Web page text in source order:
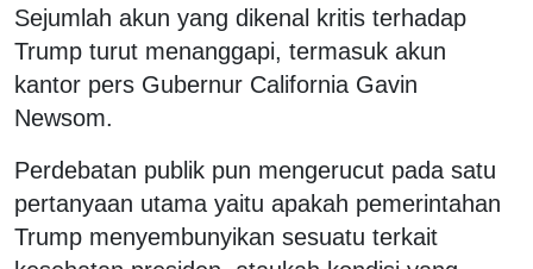
Sejumlah akun yang dikenal kritis terhadap
Trump turut menanggapi, termasuk akun
kantor pers Gubernur California Gavin
Newsom.
Perdebatan publik pun mengerucut pada satu
pertanyaan utama yaitu apakah pemerintahan
Trump menyembunyikan sesuatu terkait